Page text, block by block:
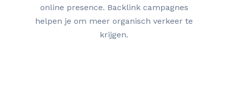
online presence. Backlink campagnes
helpen je om meer organisch verkeer te
krijgen.